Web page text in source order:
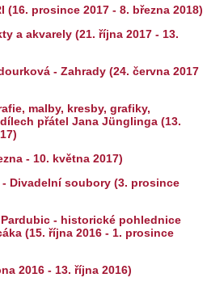
(16. prosince 2017 - 8. března 2018)
a akvarely (21. října 2017 - 13.
- Zahrady (24. června 2017
malby, kresby, grafiky,
přátel Jana Jünglinga (13.
- 10. května 2017)
- Divadelní soubory (3. prosince
- historické pohlednice
(15. října 2016 - 1. prosince
2016 - 13. října 2016)